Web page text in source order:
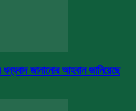
জানানোর আহবান জানিয়েছে